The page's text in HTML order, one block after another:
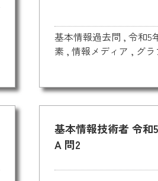
基本情報過去問 ,令和5
素 ,情報メディア , グ
基本情報技術者 令和
A 問2